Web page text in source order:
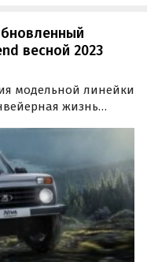
весной 2023
модельной линейки
жизнь